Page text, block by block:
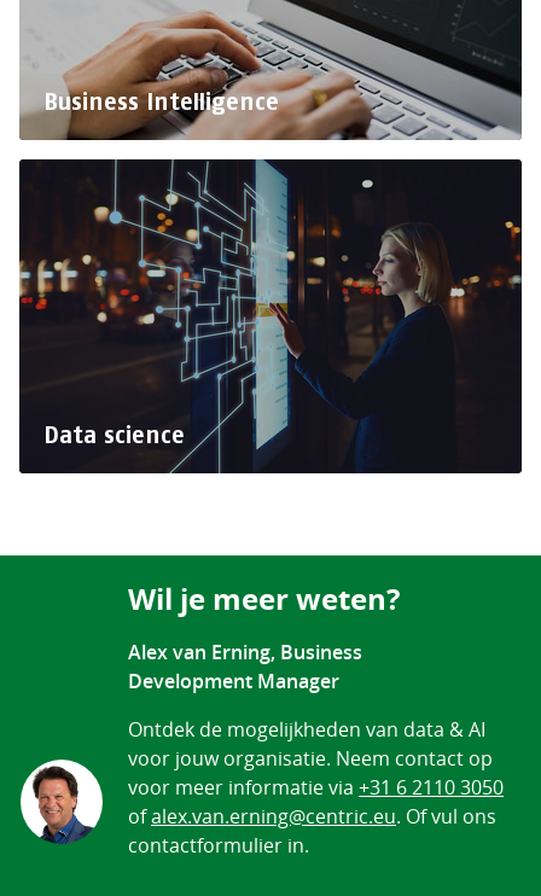
Business Intelligence
Data science
Wil je meer weten?
Alex van Erning, Business
Development Manager
Ontdek de mogelijkheden van data & AI
voor jouw organisatie. Neem contact op
voor meer informatie via +31 6 2110 3050
ofalex.van.erning@centric.eu. Of vul ons
contactformulier in.